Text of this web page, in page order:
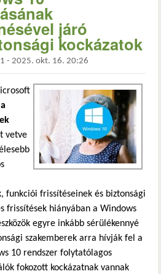
járó
kockázatok
- 2025. okt. 16. 20:26
vetve
funkciói frissítéseinek és biztonsági
frissítések hiányában a Windows
egyre inkább sérülékennyé
szakemberek arra hívják fel a
10 rendszer folytatólagos
fokozott kockázatnak vannak